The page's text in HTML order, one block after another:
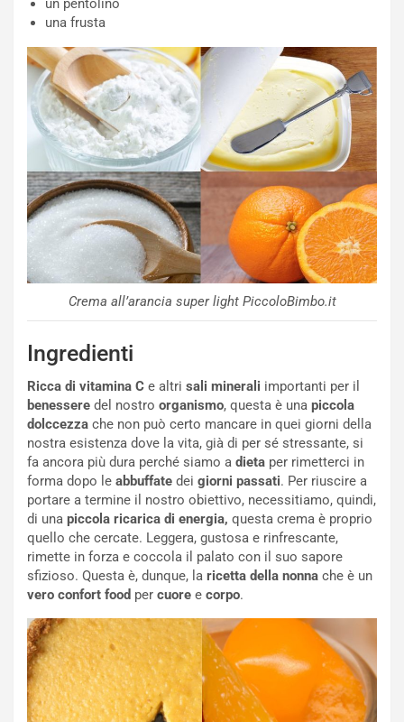
un pentolino
una frusta
Crema all’arancia super light PiccoloBimbo.it
Ingredienti
Ricca di vitamina C e altri sali minerali importanti per il
benessere del nostro organismo, questa è una piccola
dolccezza che non può certo mancare in quei giorni della
nostra esistenza dove la vita, già di per sé stressante, si
fa ancora più dura perché siamo a dieta per rimetterci in
forma dopo le abbuffate dei giorni passati. Per riuscire a
portare a termine il nostro obiettivo, necessitiamo, quindi,
di una piccola ricarica di energia, questa crema è proprio
quello che cercate. Leggera, gustosa e rinfrescante,
rimette in forza e coccola il palato con il suo sapore
sfizioso. Questa è, dunque, la ricetta della nonna che è un
vero confort food per cuore e corpo.